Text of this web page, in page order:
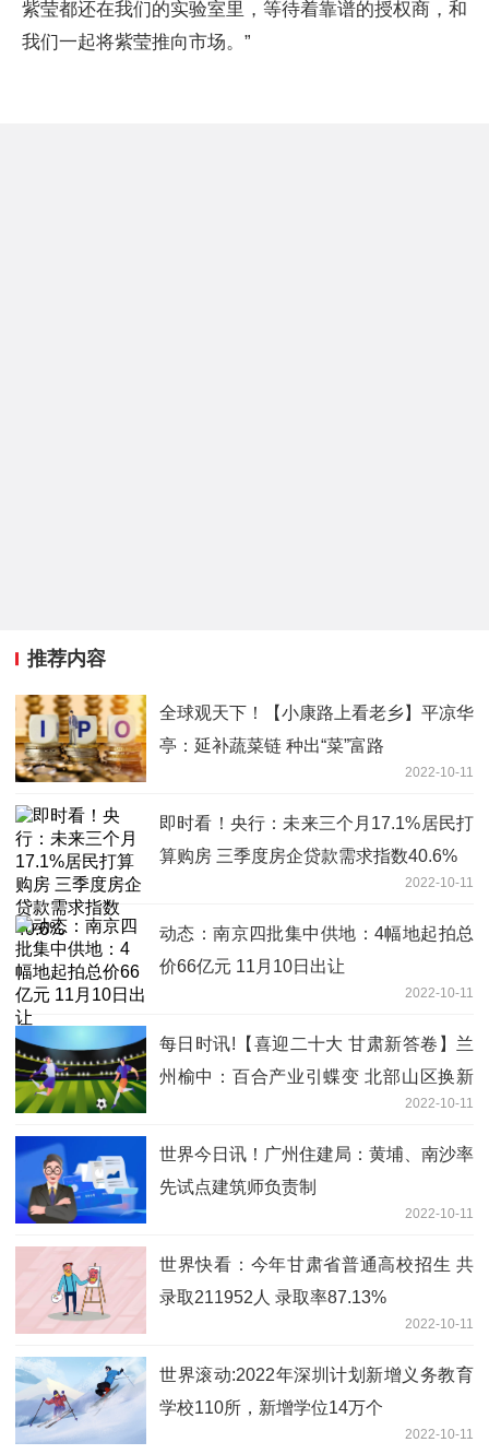
紫莹都还在我们的实验室里，等待着靠谱的授权商，和
我们一起将紫莹推向市场。”
推荐内容
全球观天下！【小康路上看老乡】平凉华
亭：延补蔬菜链 种出“菜”富路
2022-10-11
即时看！央行：未来三个月17.1%居民打
算购房 三季度房企贷款需求指数40.6%
2022-10-11
动态：南京四批集中供地：4幅地起拍总
价66亿元 11月10日出让
2022-10-11
每日时讯!【喜迎二十大 甘肃新答卷】兰
州榆中：百合产业引蝶变 北部山区换新
2022-10-11
世界今日讯！广州住建局：黄埔、南沙率
先试点建筑师负责制
2022-10-11
世界快看：今年甘肃省普通高校招生 共
录取211952人 录取率87.13%
2022-10-11
世界滚动:2022年深圳计划新增义务教育
学校110所，新增学位14万个
2022-10-11